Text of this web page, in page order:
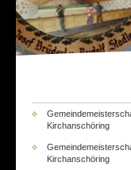
Kirchanschöring
Kirchanschöring